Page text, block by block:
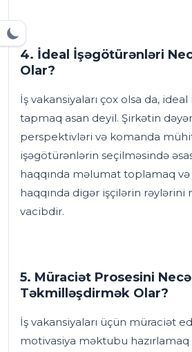
4. İdeal İşəgötürənləri
Olar?
İş vakansiyaları çox olsa da,
tapmaq asan deyil. Şirkətin
perspektivləri və komanda
işəgötürənlərin seçilməsində
haqqında məlumat toplamaq
haqqında digər işçilərin rəylərini
vacibdir.
5. Müraciət Prosesini Necə
Təkmilləşdirmək Olar?
İş vakansiyaları üçün müraciət
motivasiya məktubu hazırlamaq